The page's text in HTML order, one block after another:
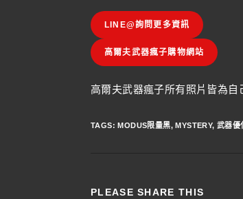
LINE@詢問更多資訊
高爾夫武器瘋子購物網站
高爾夫武器瘋子所有照片皆為
TAGS:MODUS限量黑, MYSTERY, 武器優
PLEASE SHARE THIS